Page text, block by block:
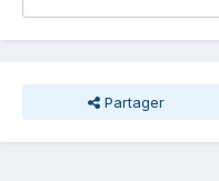
Partager